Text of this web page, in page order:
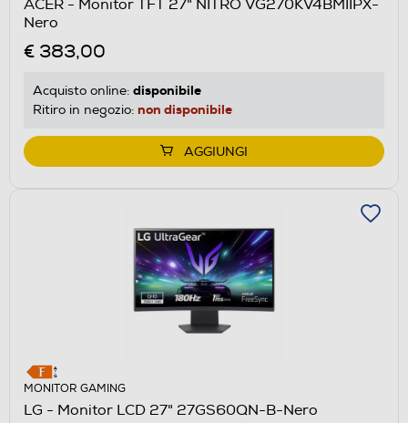
ACER - Monitor TFT 27" NITRO VG270KV4BMIIPX-
Nero
€ 383,00
Acquisto online: disponibile
Ritiro in negozio: non disponibile
AGGIUNGI
MONITOR GAMING
LG - Monitor LCD 27" 27GS60QN-B-Nero